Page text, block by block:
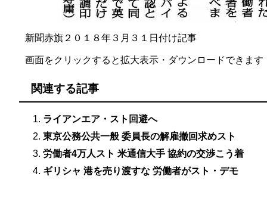
新聞赤旗２０１８年３月３１日付け記事
画面をクリックすると拡大表示・ダウンロードできます
関連する記事
ライアンエア・スト回避へ
東京公務公共一般 委員長の解雇撤回求めスト
労働者4万人スト 米通信大手 協約の交渉こう着
ギリシャ 港を売り渡すな 労働者がスト・デモ